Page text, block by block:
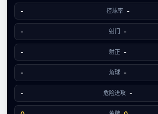
悉尼FC青年队
0
数据视图
-
文字数据同步 西
- 控球率 -
- 射门 -
- 射正 -
- 角球 -
- 危险进攻 -